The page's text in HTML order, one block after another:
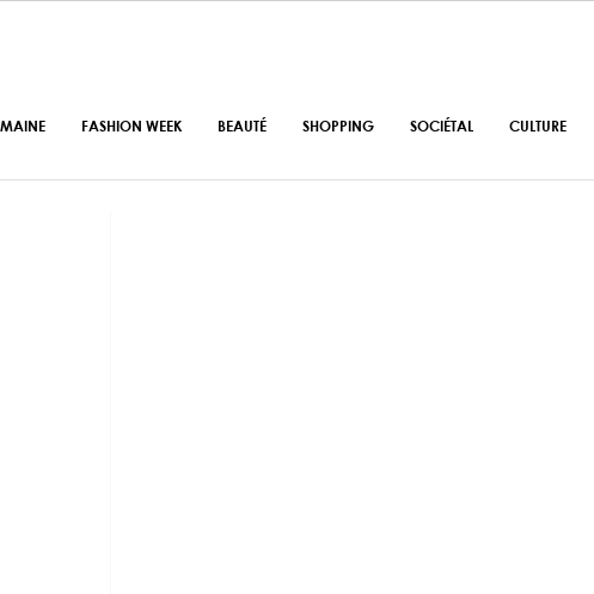
FASHION WEEK BEAUTÉ SHOPPING SOCIÉTAL CULTURE